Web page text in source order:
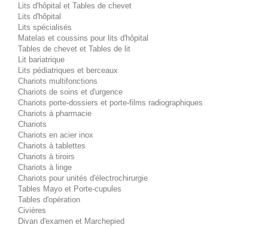
Lits d'hôpital et Tables de chevet
Lits d'hôpital
Lits spécialisés
Matelas et coussins pour lits d'hôpital
Tables de chevet et Tables de lit
Lit bariatrique
Lits pédiatriques et berceaux
Chariots multifonctions
Chariots de soins et d'urgence
Chariots porte-dossiers et porte-films radiographiques
Chariots à pharmacie
Chariots
Chariots en acier inox
Chariots à tablettes
Chariots à tiroirs
Chariots à linge
Chariots pour unités d'électrochirurgie
Tables Mayo et Porte-cupules
Tables d'opération
Civières
Divan d'examen et Marchepied